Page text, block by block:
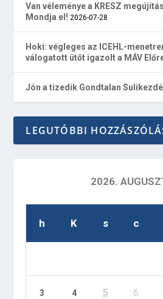
Van véleménye a KRESZ
Mondja el! 2026-07-28
Hoki: végleges az ICEHL-
válogatott ütőt igazolt a MÁV
Jön a tizedik Gondtalan
LEGUTÓBBI
2026.
h K s c
3 4 5 6